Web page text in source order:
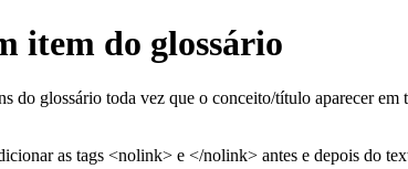
item do glossário
do glossário toda vez que o conceito/título aparecer
as tags <nolink> e </nolink> antes e depois do